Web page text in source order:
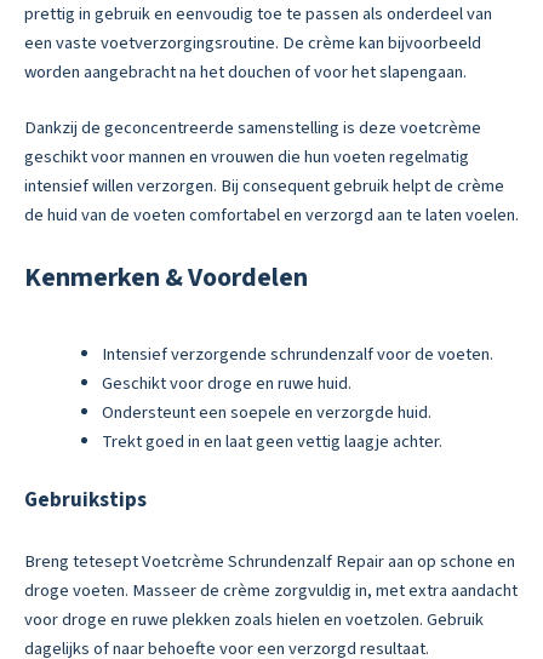
prettig in gebruik en eenvoudig toe te passen als onderdeel van
een vaste voetverzorgingsroutine. De crème kan bijvoorbeeld
worden aangebracht na het douchen of voor het slapengaan.
Dankzij de geconcentreerde samenstelling is deze voetcrème
geschikt voor mannen en vrouwen die hun voeten regelmatig
intensief willen verzorgen. Bij consequent gebruik helpt de crème
de huid van de voeten comfortabel en verzorgd aan te laten voelen.
Kenmerken & Voordelen
Intensief verzorgende schrundenzalf voor de voeten.
Geschikt voor droge en ruwe huid.
Ondersteunt een soepele en verzorgde huid.
Trekt goed in en laat geen vettig laagje achter.
Gebruikstips
Breng tetesept Voetcrème Schrundenzalf Repair aan op schone en
droge voeten. Masseer de crème zorgvuldig in, met extra aandacht
voor droge en ruwe plekken zoals hielen en voetzolen. Gebruik
dagelijks of naar behoefte voor een verzorgd resultaat.